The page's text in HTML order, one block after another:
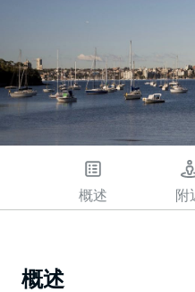
概述 附
概述